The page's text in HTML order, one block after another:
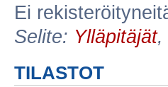
Ei
Selite: Ylläpitäjät,
TILASTOT